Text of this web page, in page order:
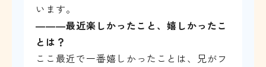
います。
―――最近楽しかったこと、嬉しかったこ
とは？
ここ最近で一番嬉しかったことは、兄がフ